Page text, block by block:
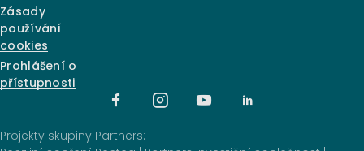
Zásady
používání
cookies
Prohlášení o
přístupnosti
Projekty skupiny Partners: